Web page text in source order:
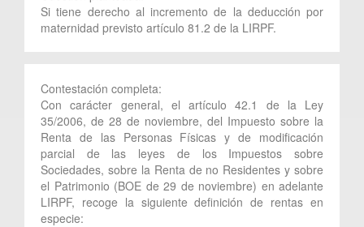
Si tiene derecho al incremento de la deducción por
maternidad previsto artículo 81.2 de la LIRPF.
Contestación completa:
Con carácter general, el artículo 42.1 de la Ley
35/2006, de 28 de noviembre, del Impuesto sobre la
Renta de las Personas Físicas y de modificación
parcial de las leyes de los Impuestos sobre
Sociedades, sobre la Renta de no Residentes y sobre
el Patrimonio (BOE de 29 de noviembre) en adelante
LIRPF, recoge la siguiente definición de rentas en
especie: